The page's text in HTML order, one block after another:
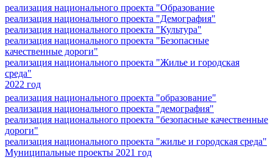
реализация национального проекта "Образование
реализация национального проекта "Демография"
реализация национального проекта "Культура"
реализация национального проекта "Безопасные
качественные дороги"
реализация национального проекта "Жилье и городская
среда"
2022 год
реализация национального проекта "образование"
реализация национального проекта "демография"
реализация национального проекта "безопасные качественные
дороги"
реализация национального проекта "жилье и городская среда"
Муниципальные проекты 2021 год